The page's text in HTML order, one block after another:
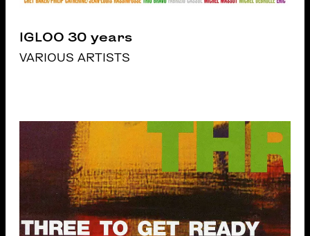
IGLOO 30 years
VARIOUS ARTISTS